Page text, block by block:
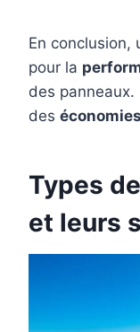
En conclusion,
pour la
des panneaux.
des
Types
et leurs